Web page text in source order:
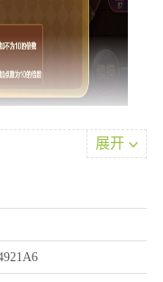
人房间，使用顶级UI美
展开